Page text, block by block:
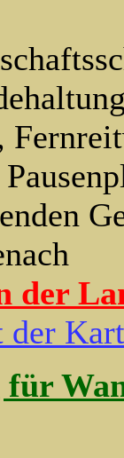
der